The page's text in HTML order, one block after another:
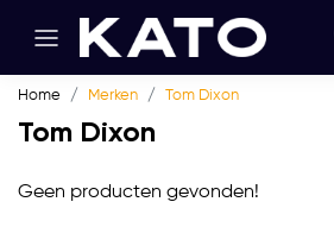
Home Merken Tom Dixon
Tom Dixon
Geen producten gevonden!